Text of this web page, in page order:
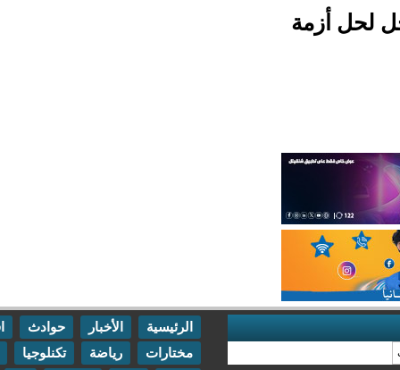
حوادث
اقتصاد
تكنلوجيا
مقابلات